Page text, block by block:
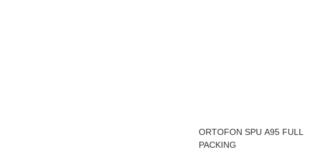
ORTOFON SPU A95 FULL
PACKING